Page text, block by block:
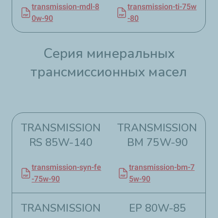
transmission-mdl-8
0w-90
transmission-ti-75w
-80
Серия минеральных
трансмиссионных масел
TRANSMISSION
RS 85W-140​
transmission-syn-fe
-75w-90
TRANSMISSION
BM 75W-90
transmission-bm-7
5w-90
TRANSMISSION
EP 80W-85​